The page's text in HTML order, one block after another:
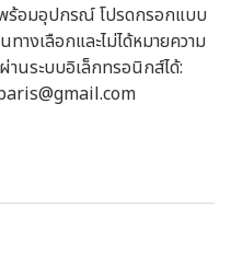
ร้อมอุปกรณ์ โปรดกรอกแบบ
งเลือกและไม่ได้หมายความ
านระบบอิเล็กทรอนิกส์ได้: